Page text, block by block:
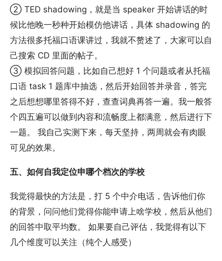
② TED shadowing，就是当 speaker 开始讲话的时
候比他晚一秒种开始模仿他讲话，具体 shadowing 的
方法很多托福口语课讲过，我就不赘述了，大家可以自
己搜索 CD 里面的帖子。
③ 模拟回答问题，比如自己想好 1 个问题或者从托福
口语 task 1 题库中抽选，然后开始回答并录音，答完
之后想想哪里答得不好，查查词典再答一遍。我一般答
个四五遍可以做到内容和流畅度上都满意，然后进行下
一题。 我自己实测下来，每天坚持，两周就会有肉眼
可见的效果。
五、如何自我定位申哪个档次的学校
我觉得最快的方法是，打 5 个中介电话，告诉他们你
的背景，问问他们觉得你能申请上啥学校，然后从他们
的回答中取平均数。 如果要自己评估，我觉得有以下
几个维度可以关注（纯个人感受）